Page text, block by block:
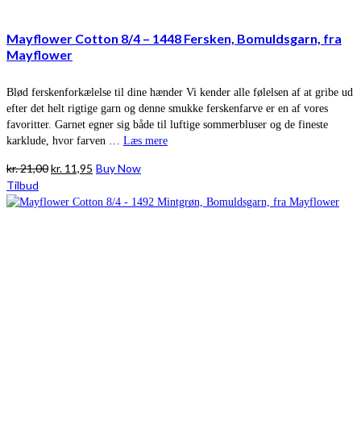
Mayflower Cotton 8/4 – 1448 Fersken, Bomuldsgarn, fra
Mayflower
Blød ferskenforkælelse til dine hænder Vi kender alle følelsen af at gribe ud
efter det helt rigtige garn og denne smukke ferskenfarve er en af vores
favoritter. Garnet egner sig både til luftige sommerbluser og de fineste
karklude, hvor farven … Læs mere
kr.21,00Den
pris
kr. 11,95 Den
pris
Buy Now
Tilbud